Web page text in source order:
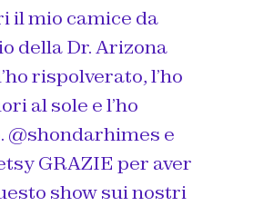
il mio camice da
della Dr. Arizona
rispolverato, l’ho
al sole e l’ho
@shondarhimes e
GRAZIE per aver
show sui nostri